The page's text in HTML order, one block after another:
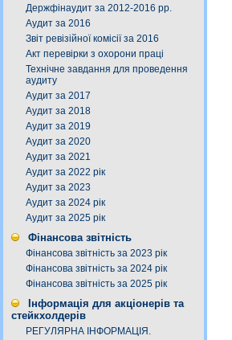
Держфінаудит за 2012-2016 рр.
Аудит за 2016
Звіт ревізійної комісії за 2016
Акт перевірки з охорони праці
Технічне завдання для проведення
аудиту
Аудит за 2017
Аудит за 2018
Аудит за 2019
Аудит за 2020
Аудит за 2021
Аудит за 2022 рік
Аудит за 2023
Аудит за 2024 рік
Аудит за 2025 рік
Фінансова звітність
Фінансова звітність за 2023 рік
Фінансова звітність за 2024 рік
Фінансова звітність за 2025 рік
Інформація для акціонерів та
стейкхолдерів
РЕГУЛЯРНА ІНФОРМАЦІЯ.